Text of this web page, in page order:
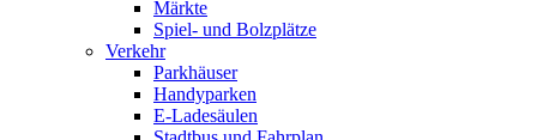
Märkte
Spiel- und Bolzplätze
Verkehr
Parkhäuser
Handyparken
E-Ladesäulen